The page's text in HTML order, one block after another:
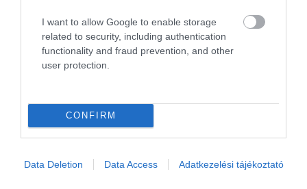
I want to allow Google to enable storage
related to security, including authentication
functionality and fraud prevention, and other
user protection.
CONFIRM
Data Deletion Data Access Adatkezelési tájékoztató
tagja teljes elégedettséggel
jött el.
Értékeld Te is!